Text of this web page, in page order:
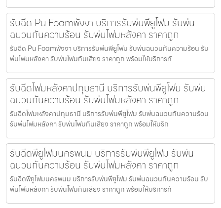
รับฉีด Pu Foamพังงา บริการรับพ่นพียูโฟม รับพ่น
ฉนวนกันความร้อน รับพ่นโฟมหลังคา ราคาถูก
รับฉีด Pu Foamพังงา บริการรับพ่นพียูโฟม รับพ่นฉนวนกันความร้อน รับ
พ่นโฟมหลังคา รับพ่นโฟมกันเสียง ราคาถูก พร้อมให้บริการทั
รับฉีดโฟมหลังคาปทุมธานี บริการรับพ่นพียูโฟม รับพ่น
ฉนวนกันความร้อน รับพ่นโฟมหลังคา ราคาถูก
รับฉีดโฟมหลังคาปทุมธานี บริการรับพ่นพียูโฟม รับพ่นฉนวนกันความร้อน
รับพ่นโฟมหลังคา รับพ่นโฟมกันเสียง ราคาถูก พร้อมให้บริก
รับฉีดพียูโฟมนครพนม บริการรับพ่นพียูโฟม รับพ่น
ฉนวนกันความร้อน รับพ่นโฟมหลังคา ราคาถูก
รับฉีดพียูโฟมนครพนม บริการรับพ่นพียูโฟม รับพ่นฉนวนกันความร้อน รับ
พ่นโฟมหลังคา รับพ่นโฟมกันเสียง ราคาถูก พร้อมให้บริการทั